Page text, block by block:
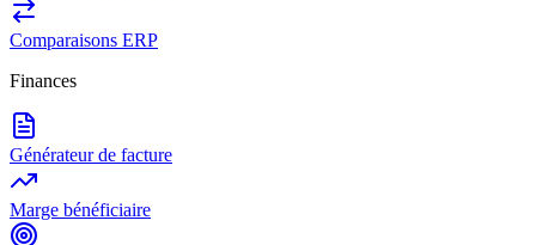
Comparaisons ERP
Finances
Générateur de facture
Marge bénéficiaire